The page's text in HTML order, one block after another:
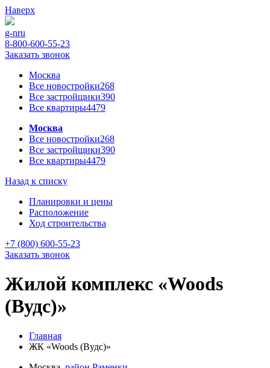
Наверх
g-nru
8-800-600-55-23
Заказать звонок
Москва
Все новостройки268
Все застройщики390
Все квартиры4479
Москва
Все новостройки268
Все застройщики390
Все квартиры4479
Назад к списку
Планировки и цены
Расположение
Ход строительства
+7 (800) 600-55-23
Заказать звонок
Жилой комплекс «Woods
(Вудс)»
Главная
ЖК «Woods (Вудс)»